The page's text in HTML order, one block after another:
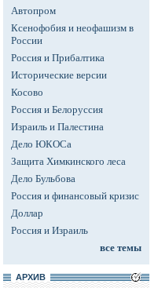
Автопром
Ксенофобия и неофашизм в
России
Россия и Прибалтика
Исторические версии
Косово
Россия и Белоруссия
Израиль и Палестина
Дело ЮКОСа
Защита Химкинского леса
Дело Бульбова
Россия и финансовый кризис
Доллар
Россия и Израиль
все темы
АРХИВ